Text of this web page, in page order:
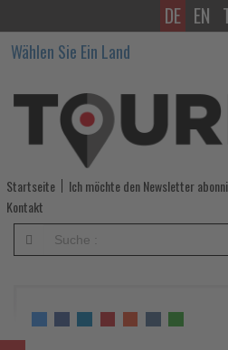
Akra
Didim
eröffnet
internationalen
Rackets
Club
an
Ägäis
DE EN
Wählen Sie Ein Land
Startseite Ich möchte den Newsletter
Kontakt